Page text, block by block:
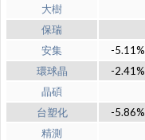
大樹
保瑞
安集
-5.11%
環球晶
-2.41%
晶碩
台塑化
-5.86%
精測